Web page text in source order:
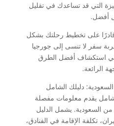
التي قد تساعدك في تقليل
أفضل.
قادرًا على تخطيط رحلتك بشكل
سفر لا تنسى إلى جورجيا
في استكشاف أفضل الطرق
الرائعة.
دليلك الشامل
شامل يقدم معلومات مفصلة
السعودية. يشمل الدليل
تكلفة الإقامة في الفنادق،